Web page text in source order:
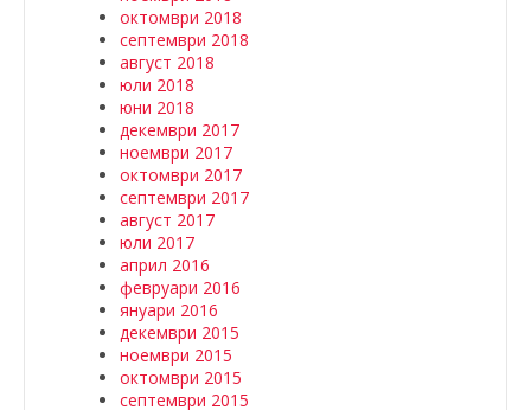
октомври 2018
септември 2018
август 2018
юли 2018
юни 2018
декември 2017
ноември 2017
октомври 2017
септември 2017
август 2017
юли 2017
април 2016
февруари 2016
януари 2016
декември 2015
ноември 2015
октомври 2015
септември 2015